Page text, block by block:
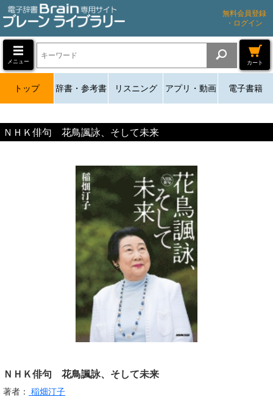
無料会員登録
・ログイン
メニュー カート
トップ 辞書・参考書 リスニング アプリ・動画 電子書籍
ＮＨＫ俳句 花鳥諷詠、そして未来
ＮＨＫ俳句 花鳥諷詠、そして未来
著者：
稲畑汀子